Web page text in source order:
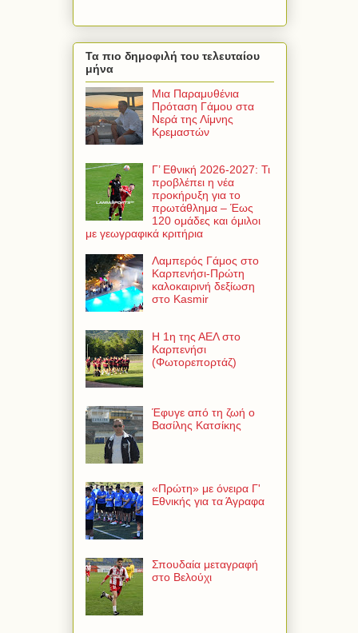
Τα πιο δημοφιλή του τελευταίου
μήνα
Μια Παραμυθένια
Πρόταση Γάμου στα
Νερά της Λίμνης
Κρεμαστών
Γ’ Εθνική 2026-2027: Τι
προβλέπει η νέα
προκήρυξη για το
πρωτάθλημα – Έως
120 ομάδες και όμιλοι
με γεωγραφικά κριτήρια
Λαμπερός Γάμος στο
Καρπενήσι-Πρώτη
καλοκαιρινή δεξίωση
στο Kasmir
Η 1η της ΑΕΛ στο
Καρπενήσι
(Φωτορεπορτάζ)
Έφυγε από τη ζωή ο
Βασίλης Κατσίκης
«Πρώτη» με όνειρα Γ'
Εθνικής για τα Άγραφα
Σπουδαία μεταγραφή
στο Βελούχι